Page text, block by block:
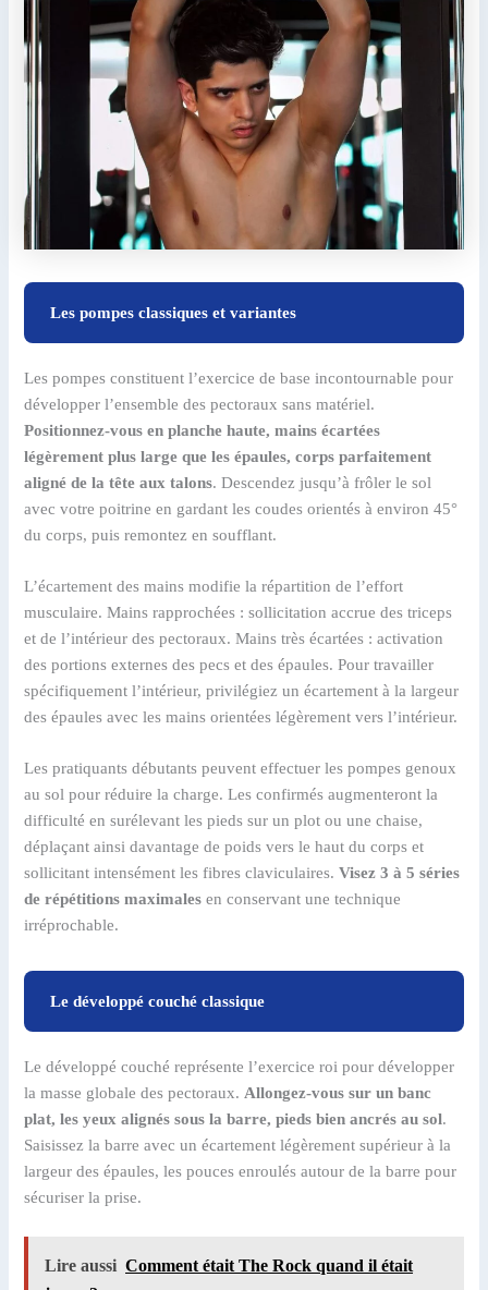
Les pompes classiques et variantes
Les pompes constituent l’exercice de base incontournable pour
développer l’ensemble des pectoraux sans matériel.
Positionnez-vous en planche haute, mains écartées
légèrement plus large que les épaules, corps parfaitement
aligné de la tête aux talons. Descendez jusqu’à frôler le sol
avec votre poitrine en gardant les coudes orientés à environ 45°
du corps, puis remontez en soufflant.
L’écartement des mains modifie la répartition de l’effort
musculaire. Mains rapprochées : sollicitation accrue des triceps
et de l’intérieur des pectoraux. Mains très écartées : activation
des portions externes des pecs et des épaules. Pour travailler
spécifiquement l’intérieur, privilégiez un écartement à la largeur
des épaules avec les mains orientées légèrement vers l’intérieur.
Les pratiquants débutants peuvent effectuer les pompes genoux
au sol pour réduire la charge. Les confirmés augmenteront la
difficulté en surélevant les pieds sur un plot ou une chaise,
déplaçant ainsi davantage de poids vers le haut du corps et
sollicitant intensément les fibres claviculaires.Visez 3 à 5 séries
de répétitions maximales en conservant une technique
irréprochable.
Le développé couché classique
Le développé couché représente l’exercice roi pour développer
la masse globale des pectoraux.Allongez-vous sur un banc
plat, les yeux alignés sous la barre, pieds bien ancrés au sol.
Saisissez la barre avec un écartement légèrement supérieur à la
largeur des épaules, les pouces enroulés autour de la barre pour
sécuriser la prise.
Lire aussi Comment était The Rock quand il était